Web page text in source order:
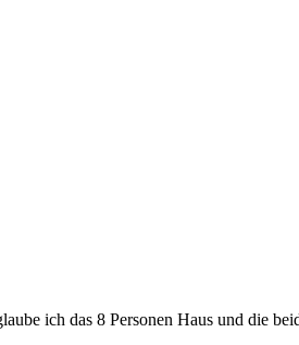
ich das 8 Personen Haus und die